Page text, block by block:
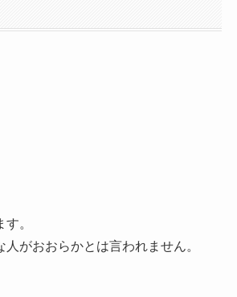
。
がおおらかとは言われません。